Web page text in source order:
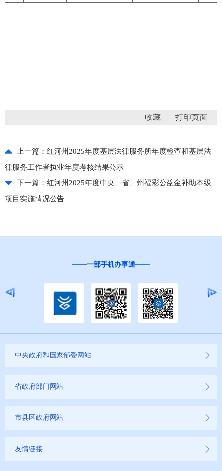
收藏
上一篇： 红河州2025年度基层法律服务所年度检查和基层法
律服务工作者执业年度考核结果公示
下一篇： 红河州2025年度中央、省、州福彩公益金补助本级
项目实施情况公告
一部手机办事通
中央政府和国家部委网站
省政府部门网站
市县区政府网站
友情链接